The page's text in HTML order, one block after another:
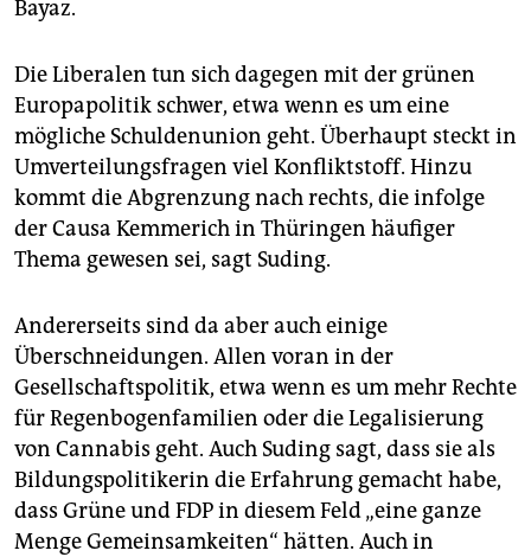
Bayaz.
Die Liberalen tun sich dagegen mit der grünen
Europapolitik schwer, etwa wenn es um eine
mögliche Schuldenunion geht. Überhaupt steckt in
Umverteilungsfragen viel Konfliktstoff. Hinzu
kommt die Abgrenzung nach rechts, die infolge
der Causa Kemmerich in Thüringen häufiger
Thema gewesen sei, sagt Suding.
Andererseits sind da aber auch einige
Überschneidungen. Allen voran in der
Gesellschaftspolitik, etwa wenn es um mehr Rechte
für Regenbogenfamilien oder die Legalisierung
von Cannabis geht. Auch Suding sagt, dass sie als
Bildungspolitikerin die Erfahrung gemacht habe,
dass Grüne und FDP in diesem Feld „eine ganze
Menge Gemeinsamkeiten“ hätten. Auch in